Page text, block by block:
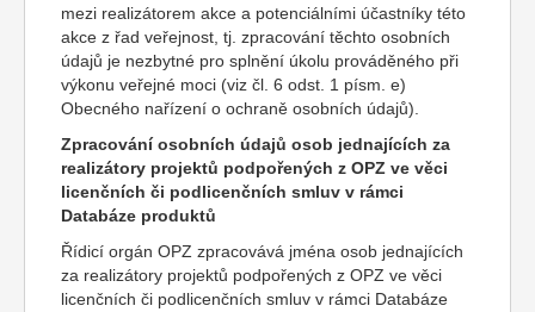
mezi realizátorem akce a potenciálními účastníky této
akce z řad veřejnost, tj. zpracování těchto osobních
údajů je nezbytné pro splnění úkolu prováděného při
výkonu veřejné moci (viz čl. 6 odst. 1 písm. e)
Obecného nařízení o ochraně osobních údajů).
Zpracování osobních údajů osob jednajících za
realizátory projektů podpořených z OPZ ve věci
licenčních či podlicenčních smluv v rámci
Databáze produktů
Řídicí orgán OPZ zpracovává jména osob jednajících
za realizátory projektů podpořených z OPZ ve věci
licenčních či podlicenčních smluv v rámci Databáze